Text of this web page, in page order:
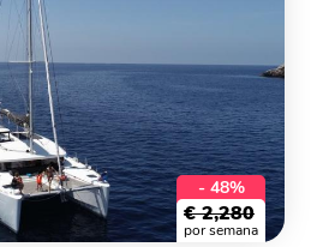
- 48%
€ 2,280
por semana